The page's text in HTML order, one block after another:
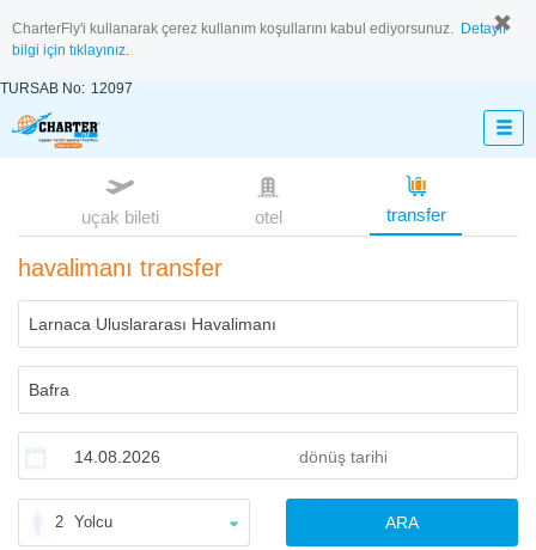
CharterFly'i kullanarak çerez kullanım koşullarını kabul ediyorsunuz. Detaylı
bilgi için tıklayınız.
TURSAB No: 12097
uçak bileti otel transfer
havalimanı transfer
2 Yolcu ARA